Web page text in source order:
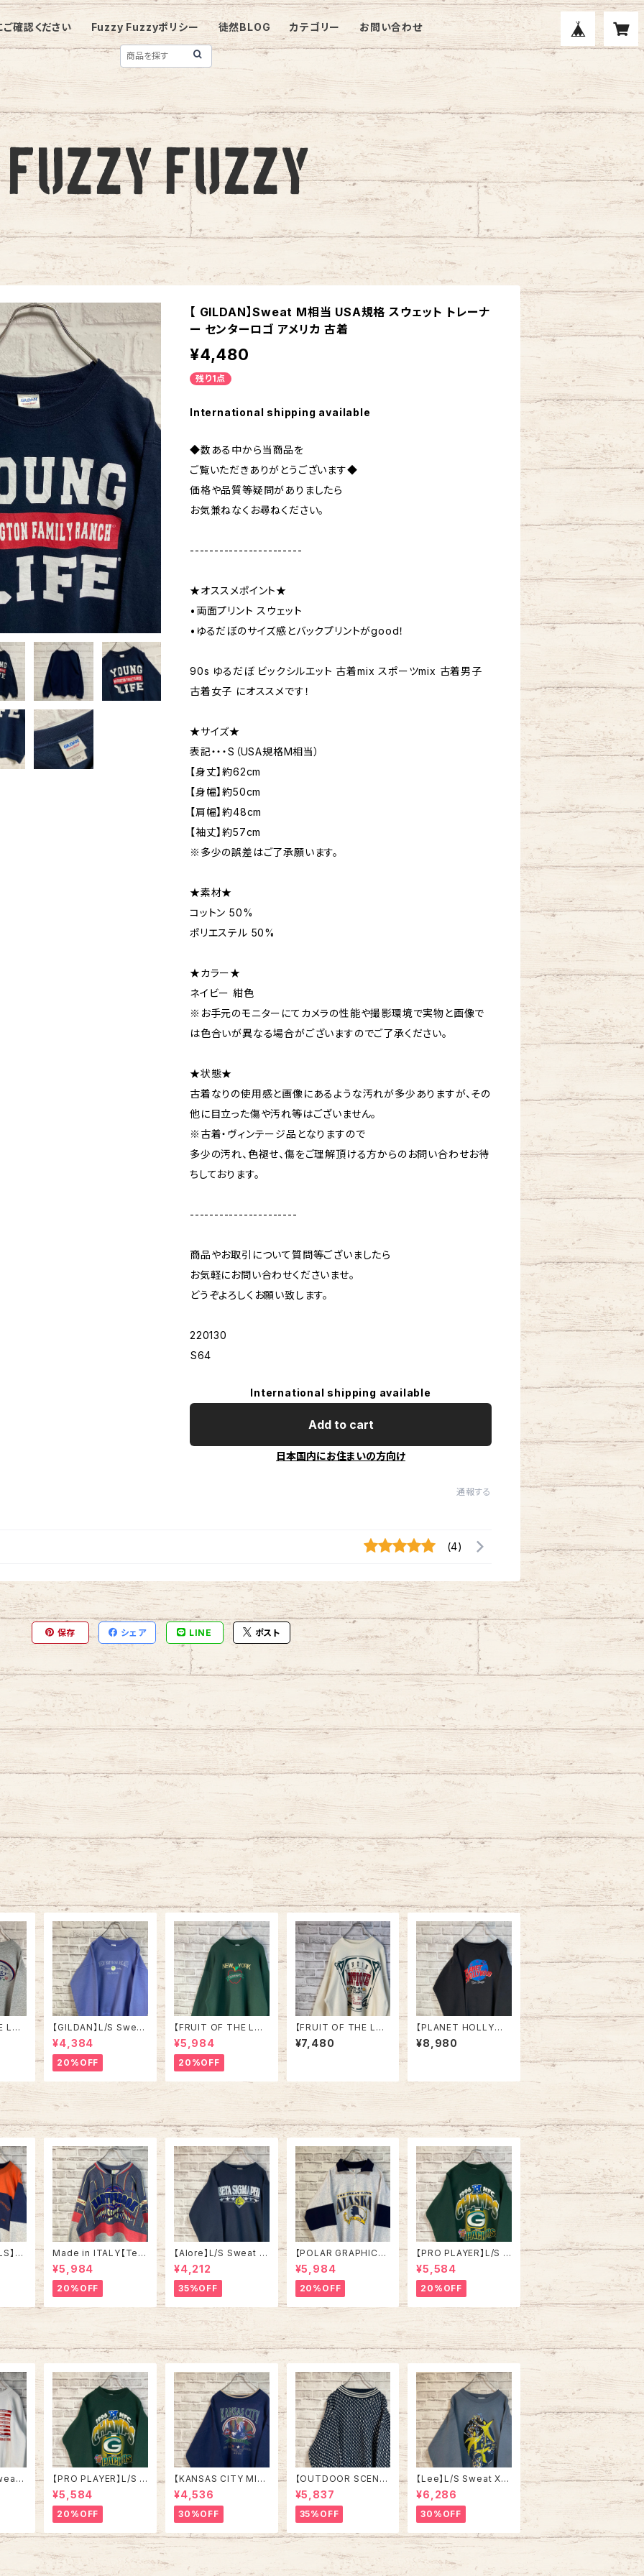
確認ください Fuzzy Fuzzyポリシー 徒然BLOG カテゴリー お問い合わせ
【 GILDAN】Sweat M相当 USA規格 スウェット トレーナ
ー センターロゴ アメリカ 古着
¥4,480
残り1点
International shipping available
◆数ある中から当商品を
ご覧いただきありがとうございます◆
価格や品質等疑問がありましたら
お気兼ねなくお尋ねください。
-----------------------
★オススメポイント★
•両面プリント スウェット
•ゆるだぼのサイズ感とバックプリントがgood！
90s ゆるだぼ ビックシルエット 古着mix スポーツmix 古着男子
古着女子 にオススメです！
★サイズ★
表記・・・S（USA規格M相当）
【身丈】約62cm
【身幅】約50cm
【肩幅】約48cm
【袖丈】約57cm
※多少の誤差はご了承願います。
★素材★
コットン 50%
ポリエステル 50%
★カラー★
ネイビー 紺色
※お手元のモニターにてカメラの性能や撮影環境で実物と画像で
は色合いが異なる場合がございますのでご了承ください。
★状態★
古着なりの使用感と画像にあるような汚れが多少ありますが、その
他に目立った傷や汚れ等はございません。
※古着・ヴィンテージ品となりますので
多少の汚れ、色褪せ、傷をご理解頂ける方からのお問い合わせお待
ちしております。
----------------------
商品やお取引について質問等ございましたら
お気軽にお問い合わせくださいませ。
どうぞよろしくお願い致します。
220130
︎S64
International shipping available
Add to cart
日本国内にお住まいの方向け
通報する
(4)
保存 シェア LINE ポスト
LO
ー 2
古
【GILDAN】L/S Swea
t/Trainer L相当 “ NE
W SMYRNA BEACH”
スーベニア スウェット ト
レーナー ニュー スミナ
ー ビーチ フロリダ パー
プル ラベンダー 紫アメ
リカ USA 古着
¥4,384
20%OFF
【FRUIT OF THE LO
OM】L/S Sweat XL 9
0s Made in USA “NE
W YORK ” スーベニア
スウェット トレーナー N
Y ニューヨーク ビッグ
アップル 刺繍 vintage
ヴィンテージ アメリカ
¥5,984
20%OFF
【FRUIT OF THE LO
OM】L/S Sweat XL 9
0s Made in USA アー
セリフ 1993 アメリカ U
SA 古着
¥7,480
【PLANET HOLLYWO
OD】L/S Sweatshirt
XL 90s Made in US
スウェット トレーナー
企業モノ スーベニア お
着
¥8,980
】S
ロゴ
ット
ジ アメリカ USA 古着
Made in ITALY【Teq
uila Boom】L/S Swe
at/Trainer XL 90s ハ
ーフジップスウェット ト
レーナー マルチカラー
レーシング イタリア製
¥5,984
20%OFF
【Alore】L/S Sweat L
Made in USA 90s 社
交クラブ プロモーショ
ン スウェット トレーナー
USA製 vintage ヴィン
テージ アメリカ USA
古着
¥4,212
35%OFF
【POLAR GRAPHICS】
L/S HalfZip Sweat X
L Made in USA 90s
“ALASKA” スーベニア
ハーフジップスウェット
トレーナー アラスカ お
土産モノ vintage ヴィ
ンテージ アメリカ USA
古着
¥5,984
20%OFF
【PRO PLAYER】L/S S
weat L相当 90s Mad
e in USA “PACKERS”
NFL チームモノ スウェ
ット トレーナー USA製
チームロゴ 1996 CHA
MPS 優勝記念 深緑 ア
¥5,584
20%OFF
【PRO PLAYER】L/S S
weat L相当 90s Mad
e in USA “PACKERS”
NFL チームモノ スウェ
ット トレーナー USA製
チームロゴ 1996 CHA
MPS 優勝記念 深緑 ア
メリカ USA 古着
¥5,584
20%OFF
【KANSAS CITY MIS
SOURI】L/S Sweat/T
rainer XXL 90s スウ
ェット トレーナー 教育
団体 カンザスシティ ミ
ズーリ州 USA規格 アメ
リカ USA 古着
¥4,536
30%OFF
【OUTDOOR SCENE】
Design Knit L相当 ”B
ird’s Eye” デザインニ
ット 総柄ニット デザイン
ニット セーター バーズ
アイ リブライン アメリ
カ USA 古着
¥5,837
35%OFF
【Lee】L/S Sweat XL
90s Made in USA 企
業モノ アート系 スウェ
ット トレーナー USA製
アートプリント 肉厚 ア
メリカ USA 古着
¥6,286
30%OFF